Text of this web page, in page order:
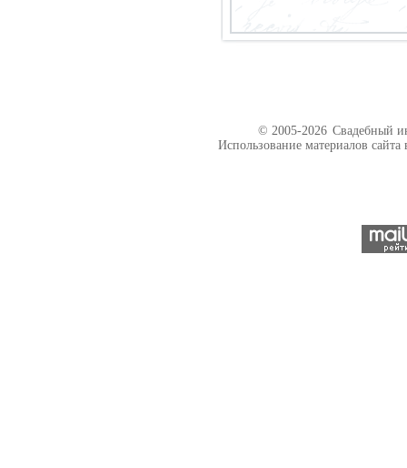
© 2005-2026 Свадебный
Использование материалов